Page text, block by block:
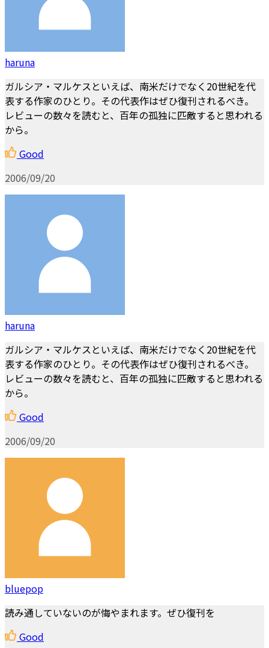
haruna
ガルシア・マルケスといえば、南米だけでなく20世紀を代
表する作家のひとり。その代表作はぜひ復刊されるべき。
レビューの数々を読むと、百年の孤独に匹敵すると思われる
から。
Good
2006/09/20
haruna
ガルシア・マルケスといえば、南米だけでなく20世紀を代
表する作家のひとり。その代表作はぜひ復刊されるべき。
レビューの数々を読むと、百年の孤独に匹敵すると思われる
から。
Good
2006/09/20
bluepop
読み通していないのが悔やまれます。ぜひ復刊を
Good